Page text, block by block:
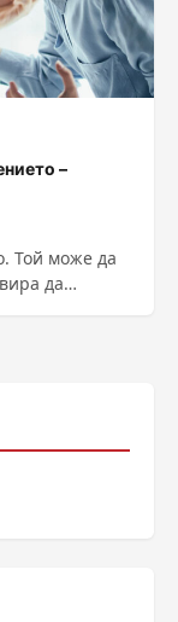
–
Той може да
да